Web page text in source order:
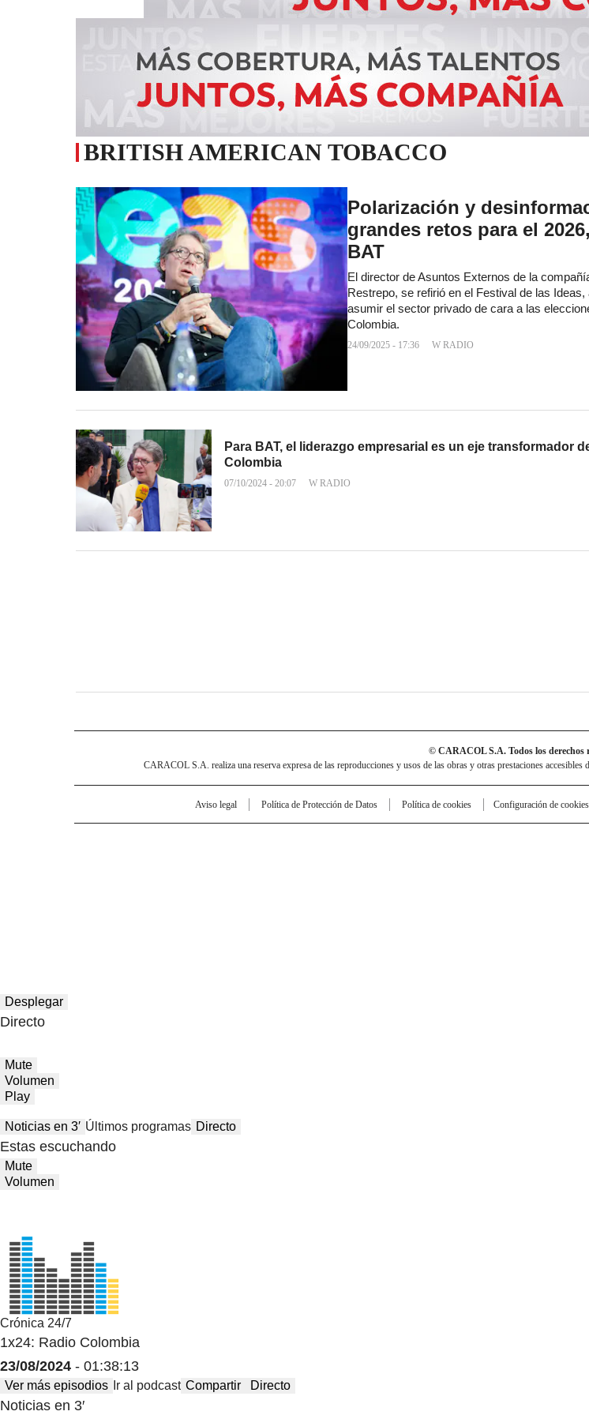
BRITISH AMERICAN TOBACCO
Polarización y
grandes retos para el
BAT
El director de Asuntos Externos de la
Restrepo, se refirió en el Festival de las Ideas,
asumir el sector privado de cara a las
Colombia.
24/09/2025 - 17:36 W RADIO
Para BAT, el liderazgo empresarial es un eje transformador
Colombia
07/10/2024 - 20:07 W RADIO
© CARACOL S.A. Todos los derechos
CARACOL S.A. realiza una reserva expresa de las reproducciones y usos de las obras y otras prestaciones accesibles
Aviso legal Política de Protección de Datos Política de cookies Configuración de cookies
Desplegar
Directo
Mute
Volumen
Play
Noticias en 3′ Últimos programas Directo
Estas escuchando
Mute
Volumen
Crónica 24/7
1x24: Radio Colombia
23/08/2024 - 01:38:13
Ver más episodios Ir al podcast Compartir Directo
Noticias en 3′